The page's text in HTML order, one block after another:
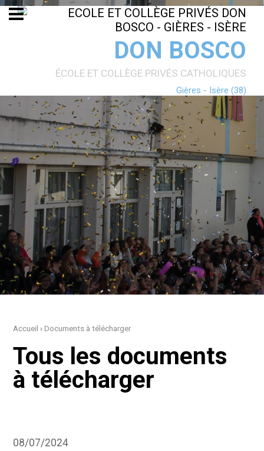
DON BOSCO
ÉCOLE ET COLLÈGE PRIVÉS CATHOLIQUES
Gières - Isère (38)
Accueil ›Documents à télécharger
Tous les documents
à télécharger
08/07/2024